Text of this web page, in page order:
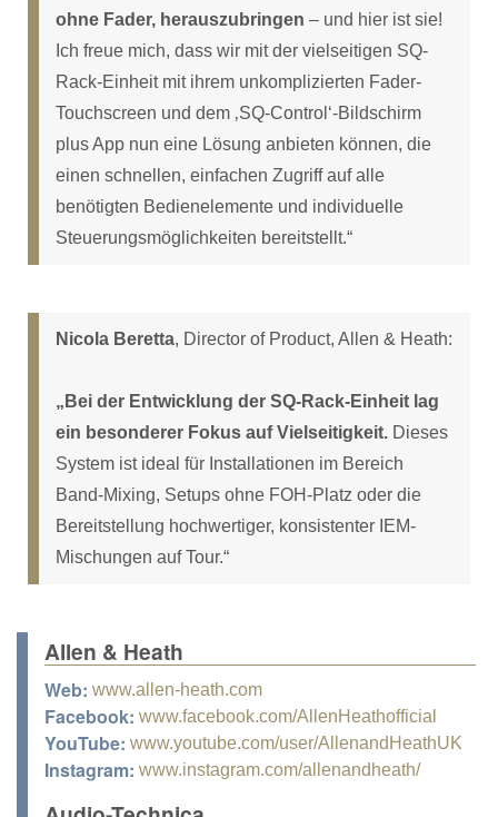
ohne Fader, herauszubringen – und hier ist sie!
Ich freue mich, dass wir mit der vielseitigen SQ-
Rack-Einheit mit ihrem unkomplizierten Fader-
Touchscreen und dem ‚SQ-Control‘-Bildschirm
plus App nun eine Lösung anbieten können, die
einen schnellen, einfachen Zugriff auf alle
benötigten Bedienelemente und individuelle
Steuerungsmöglichkeiten bereitstellt.“
Nicola Beretta, Director of Product, Allen & Heath:
„Bei der Entwicklung der SQ-Rack-Einheit lag
ein besonderer Fokus auf Vielseitigkeit. Dieses
System ist ideal für Installationen im Bereich
Band-Mixing, Setups ohne FOH-Platz oder die
Bereitstellung hochwertiger, konsistenter IEM-
Mischungen auf Tour.“
Allen & Heath
Web: www.allen-heath.com
Facebook: www.facebook.com/AllenHeathofficial
YouTube: www.youtube.com/user/AllenandHeathUK
Instagram: www.instagram.com/allenandheath/